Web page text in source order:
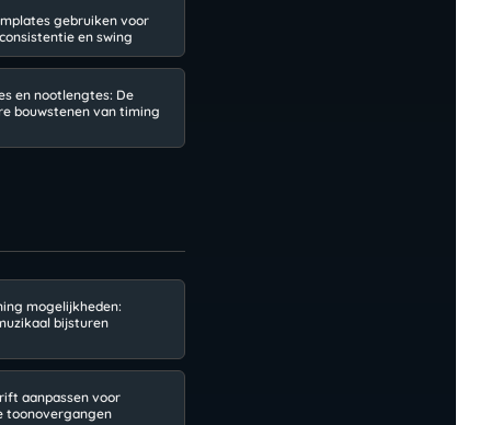
gebruiken voor
en swing
en nootlengtes: De
bouwstenen van timing
mogelijkheden:
bijsturen
aanpassen voor
toonovergangen